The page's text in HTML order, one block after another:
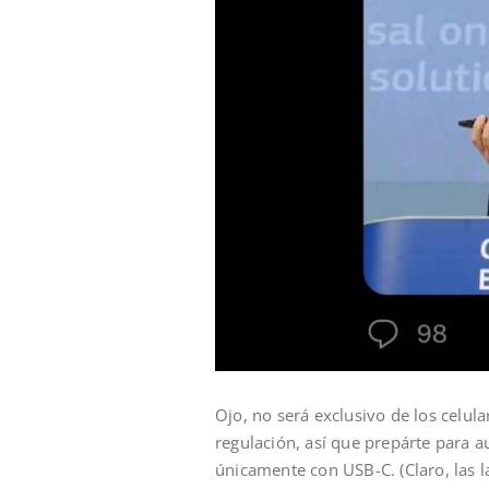
Ojo, no será exclusivo de los
regulación, así que prepárte para
únicamente con USB-C. (Claro,